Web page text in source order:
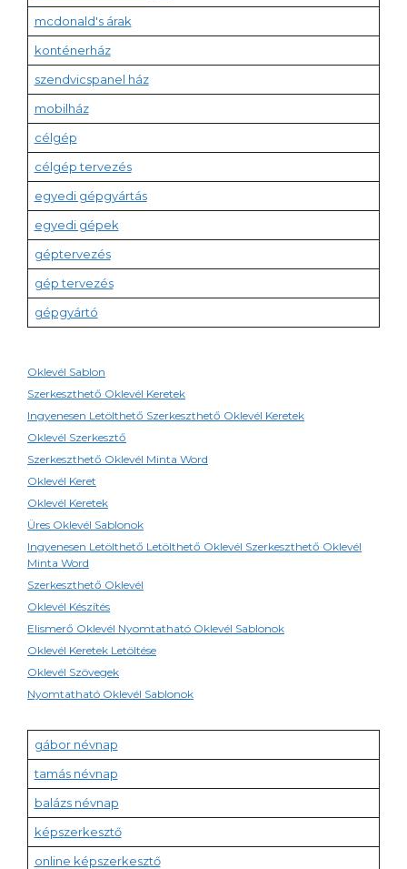
mcdonald's árak
konténerház
szendvicspanel ház
mobilház
célgép
célgép tervezés
egyedi gépgyártás
egyedi gépek
géptervezés
gép tervezés
gépgyártó
Oklevél Sablon
Szerkeszthető Oklevél Keretek
Ingyenesen Letölthető Szerkeszthető Oklevél Keretek
Oklevél Szerkesztő
Szerkeszthető Oklevél Minta Word
Oklevél Keret
Oklevél Keretek
Üres Oklevél Sablonok
Ingyenesen Letölthető Letölthető Oklevél Szerkeszthető Oklevél
Minta Word
Szerkeszthető Oklevél
Oklevél Készítés
Elismerő Oklevél Nyomtatható Oklevél Sablonok
Oklevél Keretek Letöltése
Oklevél Szövegek
Nyomtatható Oklevél Sablonok
gábor névnap
tamás névnap
balázs névnap
képszerkesztő
online képszerkesztő